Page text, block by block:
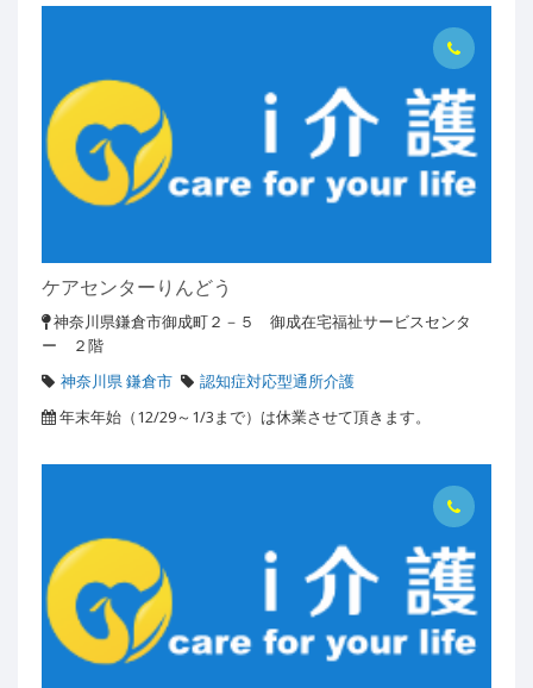
ケアセンターりんどう
神奈川県鎌倉市御成町２－５ 御成在宅福祉サービスセンタ
ー ２階
神奈川県 鎌倉市
認知症対応型通所介護
年末年始（12/29～1/3まで）は休業させて頂きます。